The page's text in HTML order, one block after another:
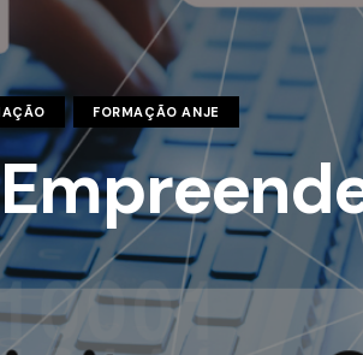
FORMAÇÃO ANJE